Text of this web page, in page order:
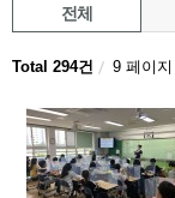
전체
Total 294건 9 페이지